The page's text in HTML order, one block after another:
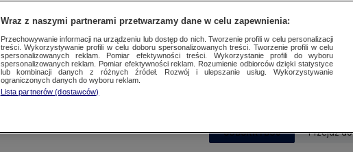
SUBSKRYBUJ Przejdź do
Wraz z naszymi partnerami przetwarzamy dane w celu zapewnienia:
Przechowywanie informacji na urządzeniu lub dostęp do nich. Tworzenie profili w celu personalizacji
treści. Wykorzystywanie profili w celu doboru spersonalizowanych treści. Tworzenie profili w celu
spersonalizowanych reklam. Pomiar efektywności treści. Wykorzystanie profili do wyboru
spersonalizowanych reklam. Pomiar efektywności reklam. Rozumienie odbiorców dzięki statystyce
lub kombinacji danych z różnych źródeł. Rozwój i ulepszanie usług. Wykorzystywanie
ograniczonych danych do wyboru reklam.
Lista partnerów (dostawców)